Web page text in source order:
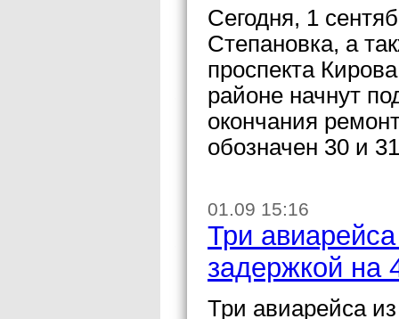
Сегодня, 1
Степановка, а
проспекта
районе начнут
окончания
обозначен 30 и
01.09 15:16
Три
задержкой на
Три авиарейса